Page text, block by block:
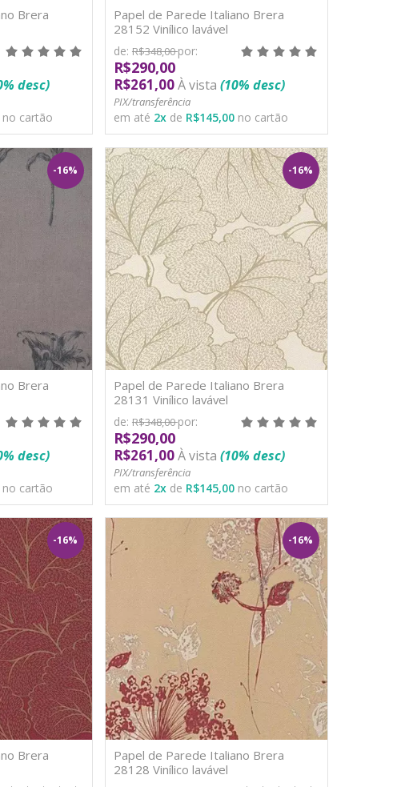
Brera
desc)
cartão
Papel de Parede Italiano Brera
28152 Vinílico lavável
de: R$348,00por:
R$290,00
R$261,00À vista (10% desc)
PIX/transferência
em até 2xde R$145,00no cartão
-16%
Brera
desc)
cartão
-16%
Papel de Parede Italiano Brera
28131 Vinílico lavável
de: R$348,00por:
R$290,00
R$261,00À vista (10% desc)
PIX/transferência
em até 2xde R$145,00no cartão
-16%
Brera
-16%
Papel de Parede Italiano Brera
28128 Vinílico lavável